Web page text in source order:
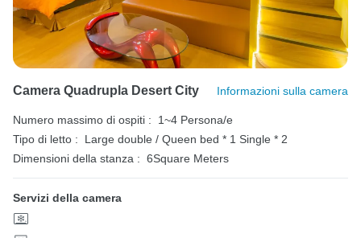
Camera Quadrupla Desert City Informazioni sulla camera
Numero massimo di ospiti :
1~4 Persona/e
Tipo di letto :
Large double / Queen bed * 1 Single * 2
Dimensioni della stanza : 6Square Meters
Servizi della camera